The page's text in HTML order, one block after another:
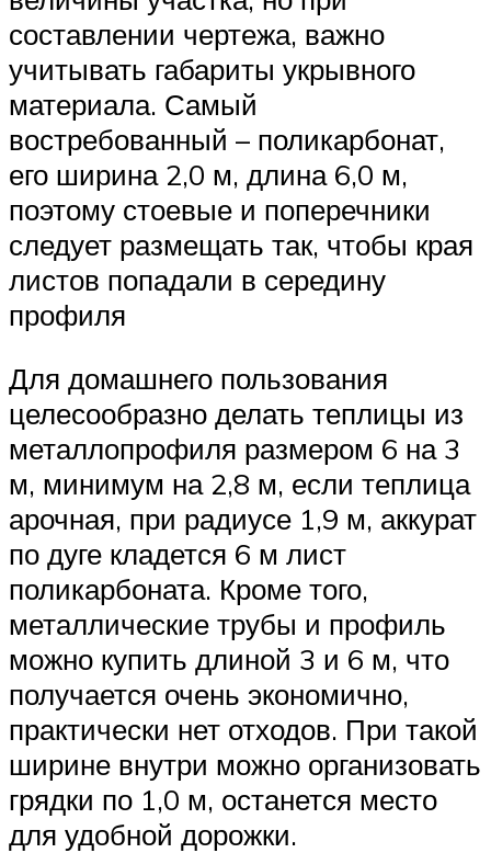
составлении чертежа, важно
учитывать габариты укрывного
материала. Самый
востребованный – поликарбонат,
его ширина 2,0 м, длина 6,0 м,
поэтому стоевые и поперечники
следует размещать так, чтобы края
листов попадали в середину
профиля
Для домашнего пользования
целесообразно делать теплицы из
металлопрофиля размером 6 на 3
м, минимум на 2,8 м, если теплица
арочная, при радиусе 1,9 м, аккурат
по дуге кладется 6 м лист
поликарбоната. Кроме того,
металлические трубы и профиль
можно купить длиной 3 и 6 м, что
получается очень экономично,
практически нет отходов. При такой
ширине внутри можно организовать
грядки по 1,0 м, останется место
для удобной дорожки.